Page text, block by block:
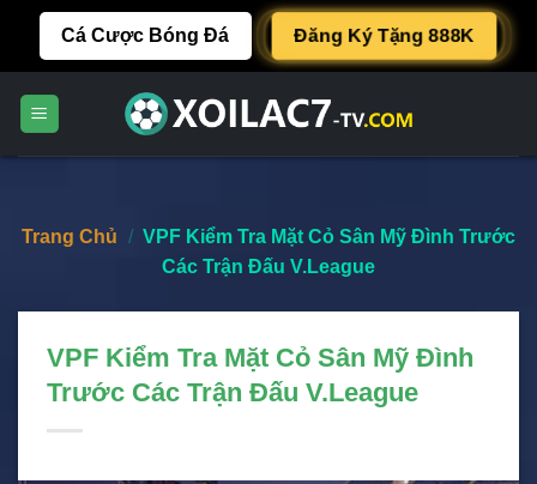
content
Cá Cược Bóng Đá Đăng Ký Tặng 888K
Trang Chủ / VPF Kiểm Tra Mặt Cỏ Sân Mỹ Đình Trước
Các Trận Đấu V.League
VPF Kiểm Tra Mặt Cỏ Sân Mỹ Đình
Trước Các Trận Đấu V.League